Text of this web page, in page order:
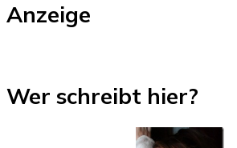
Anzeige
Wer schreibt hier?